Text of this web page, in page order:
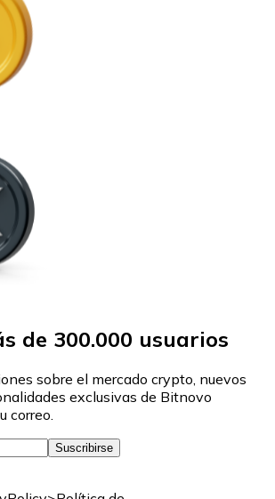
de 300.000 usuarios
sobre el mercado crypto, nuevos
exclusivas de Bitnovo
correo.
Suscribirse